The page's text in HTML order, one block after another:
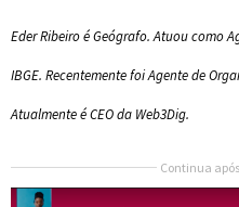
Eder Ribeiro é Geógrafo. Atuou como
IBGE. Recentemente foi Agente de
Atualmente é CEO da Web3Dig.
Continua